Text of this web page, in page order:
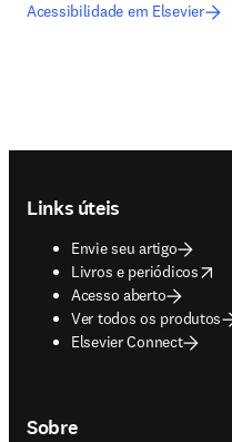
Acessibilidade em Elsevier
Links úteis
Envie seu artigo
Livros e periódicos
opens in new tab/window
Acesso aberto
Ver todos os produtos
Elsevier Connect
Sobre